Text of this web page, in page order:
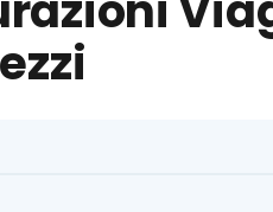
America Centrale
Medio Oriente